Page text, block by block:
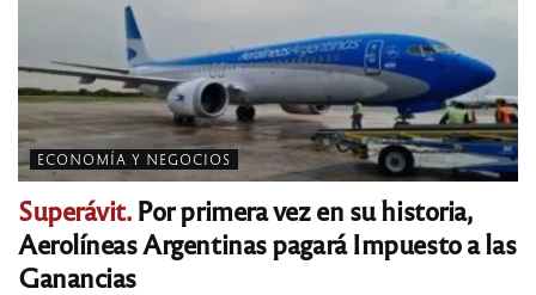
ECONOMÍA Y NEGOCIOS
Superávit.Por primera vez en su historia,
Aerolíneas Argentinas pagará Impuesto a las
Ganancias